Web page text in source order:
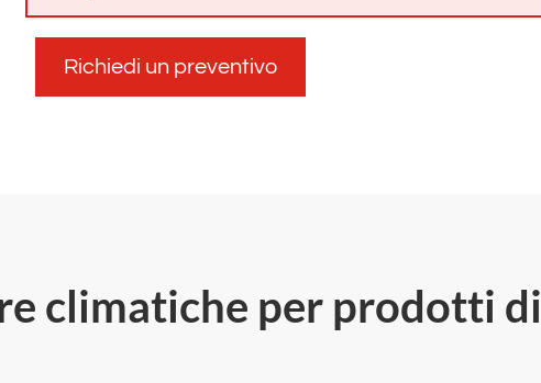
Richiedi un preventivo
climatiche per prodotti di